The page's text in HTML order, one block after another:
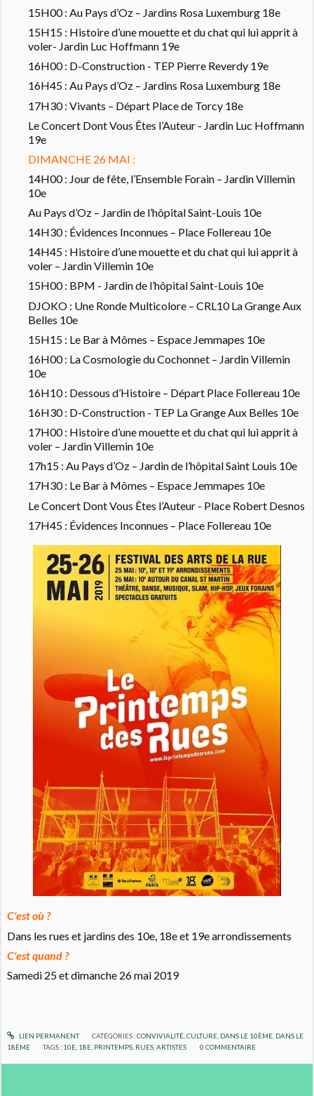
15H00 : Au Pays d’Oz – Jardins Rosa Luxemburg 18e
15H15 : Histoire d’une mouette et du chat qui lui apprit à
voler- Jardin Luc Hoffmann 19e
16H00 : D-Construction - TEP Pierre Reverdy 19e
16H45 : Au Pays d’Oz – Jardins Rosa Luxemburg 18e
17H30 : Vivants – Départ Place de Torcy 18e
Le Concert Dont Vous Êtes l’Auteur - Jardin Luc Hoffmann
19e
DIMANCHE 26 MAI :
14H00 : Jour de fête, l’Ensemble Forain – Jardin Villemin
10e
Au Pays d’Oz – Jardin de l’hôpital Saint-Louis 10e
14H30 : Évidences Inconnues – Place Follereau 10e
14H45 : Histoire d’une mouette et du chat qui lui apprit à
voler – Jardin Villemin 10e
15H00 : BPM - Jardin de l’hôpital Saint-Louis 10e
DJOKO : Une Ronde Multicolore – CRL10 La Grange Aux
Belles 10e
15H15 : Le Bar à Mômes – Espace Jemmapes 10e
16H00 : La Cosmologie du Cochonnet – Jardin Villemin
10e
16H10 : Dessous d’Histoire – Départ Place Follereau 10e
16H30 : D-Construction - TEP La Grange Aux Belles 10e
17H00 : Histoire d’une mouette et du chat qui lui apprit à
voler – Jardin Villemin 10e
17h15 : Au Pays d’Oz – Jardin de l’hôpital Saint Louis 10e
17H30 : Le Bar à Mômes – Espace Jemmapes 10e
Le Concert Dont Vous Êtes l’Auteur - Place Robert Desnos
17H45 : Évidences Inconnues – Place Follereau 10e
C'est où ?
Dans les rues et jardins des 10e, 18e et 19e arrondissements
C'est quand ?
Samedi 25 et dimanche 26 mai 2019
LIEN PERMANENT CATÉGORIES :CONVIVIALITÉ, CULTURE, DANS LE 10ÈME, DANS LE
18ÈME
TAGS : 10E 18E PRINTEMPS RUES ,ARTISTES 0 COMMENTAIRE